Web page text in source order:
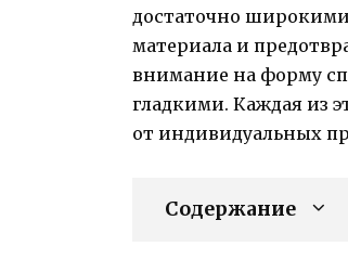
достаточно
материала и
внимание на форму
гладкими. Каждая из
от индивидуальных
Содержание